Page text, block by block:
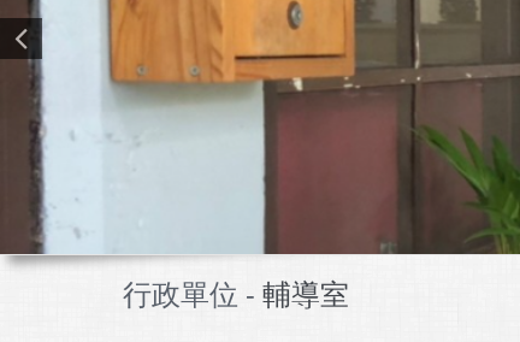
行政單位 - 輔導室